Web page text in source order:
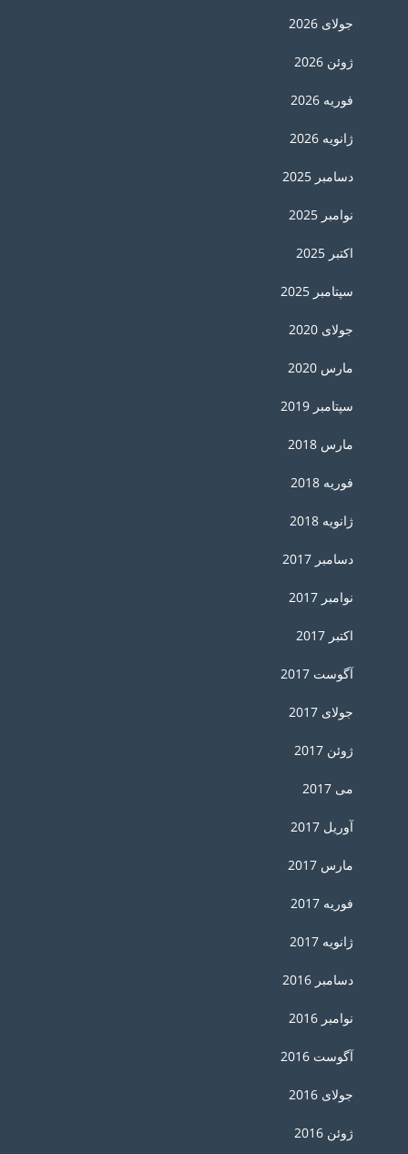
جولای 2026
ژوئن 2026
فوریه 2026
ژانویه 2026
دسامبر 2025
نوامبر 2025
اکتبر 2025
سپتامبر 2025
جولای 2020
مارس 2020
سپتامبر 2019
مارس 2018
فوریه 2018
ژانویه 2018
دسامبر 2017
نوامبر 2017
اکتبر 2017
آگوست 2017
جولای 2017
ژوئن 2017
می 2017
آوریل 2017
مارس 2017
فوریه 2017
ژانویه 2017
دسامبر 2016
نوامبر 2016
آگوست 2016
جولای 2016
ژوئن 2016